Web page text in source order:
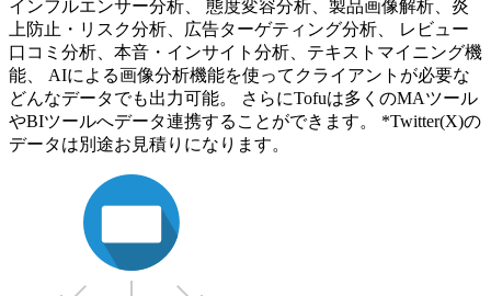
インフルエンサー分析、 態度変容分析、製品画像解析、炎
上防止・リスク分析、広告ターゲティング分析、 レビュー
口コミ分析、本音・インサイト分析、テキストマイニング機
能、 AIによる画像分析機能を使ってクライアントが必要な
どんなデータでも出力可能。 さらにTofuは多くのMAツール
やBIツールへデータ連携することができます。 *Twitter(X)の
データは別途お見積りになります。